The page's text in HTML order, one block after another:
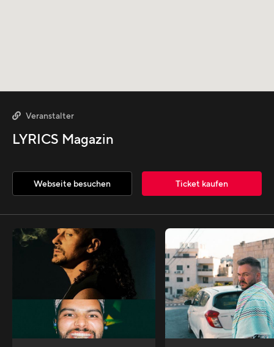
 Veranstalter
LYRICS Magazin
Webseite besuchen Ticket kaufen